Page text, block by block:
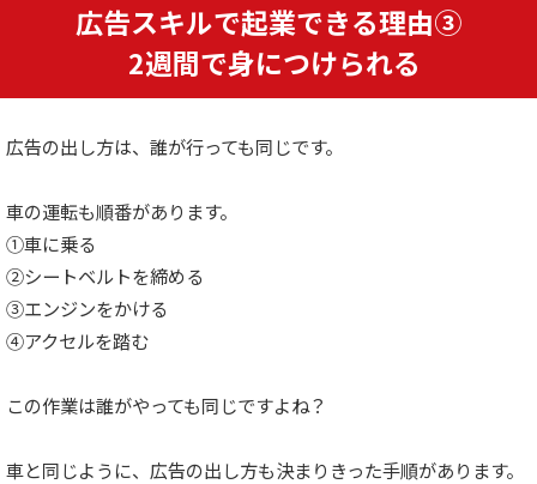
広告スキルで起業できる理由③
2週間で身につけられる
広告の出し方は、誰が行っても同じです。
車の運転も順番があります。
①車に乗る
②シートベルトを締める
③エンジンをかける
④アクセルを踏む
この作業は誰がやっても同じですよね？
車と同じように、広告の出し方も決まりきった手順があります。